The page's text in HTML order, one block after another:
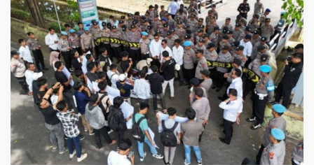
J
a
t
i
m
D
e
m
o
T
u
n
t